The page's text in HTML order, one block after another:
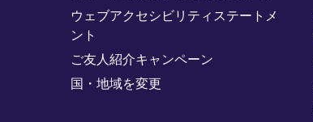
ウェブアクセシビリティステートメ
ント
ご友人紹介キャンペーン
国・地域を変更